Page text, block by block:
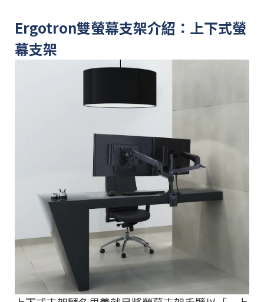
Ergotron雙螢幕支架介紹：上下式螢
幕支架